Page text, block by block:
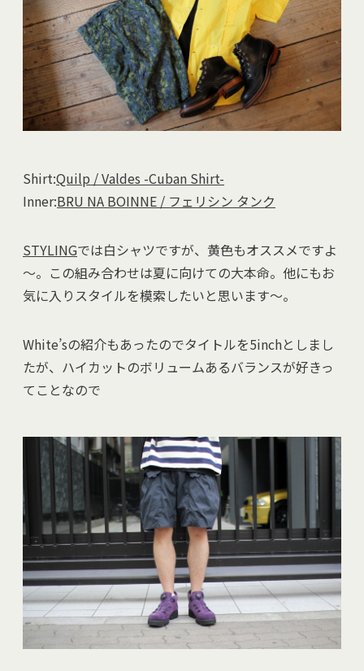
Shirt:Quilp / Valdes -Cuban Shirt-
Inner:BRU NA BOINNE / フェリシン タンク
STYLINGでは白シャツですが、黄色もオススメですよ
～。この組み合わせは夏に向けての大本命。他にもお
気に入りスタイルを模索したいと思います～。
White’sの紹介もあったのでタイトルを5inchとしまし
たが、ハイカットのボリュームあるバランスが好きっ
てことなので